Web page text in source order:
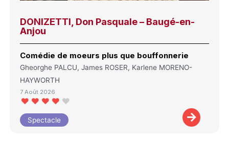
DONIZETTI, Don Pasquale – Baugé-en-
Anjou
Comédie de moeurs plus que bouffonnerie
Gheorghe PALCU, James ROSER, Karlene MORENO-
HAYWORTH
7 Août 2026
Spectacle